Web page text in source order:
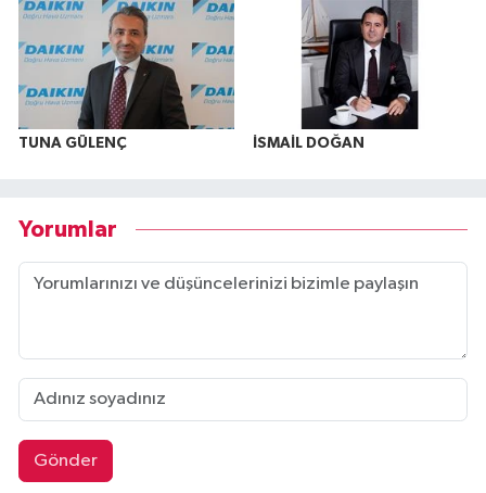
TUNA GÜLENÇ İSMAİL DOĞAN
Yorumlar
Gönder